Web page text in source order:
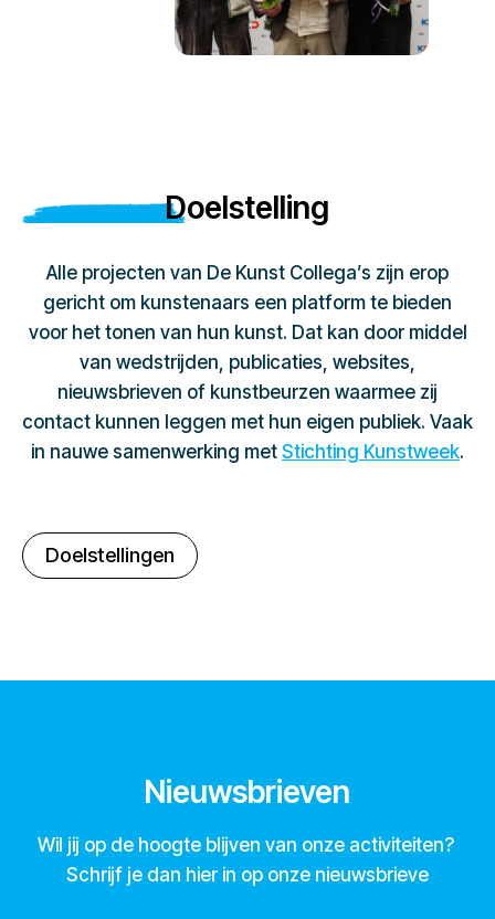
Doelstelling
Alle projecten van De Kunst Collega’s zijn erop
gericht om kunstenaars een platform te bieden
voor het tonen van hun kunst. Dat kan door middel
van wedstrijden, publicaties, websites,
nieuwsbrieven of kunstbeurzen waarmee zij
contact kunnen leggen met hun eigen publiek. Vaak
in nauwe samenwerking met Stichting Kunstweek.
Doelstellingen
Nieuwsbrieven
Wil jij op de hoogte blijven van onze activiteiten?
Schrijf je dan hier in op onze nieuwsbrieve